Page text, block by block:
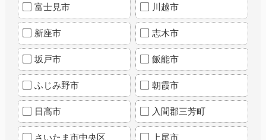
富士見市 川越市
新座市 志木市
坂戸市 飯能市
ふじみ野市 朝霞市
日高市 入間郡三芳町
さいたま市中央区 上尾市